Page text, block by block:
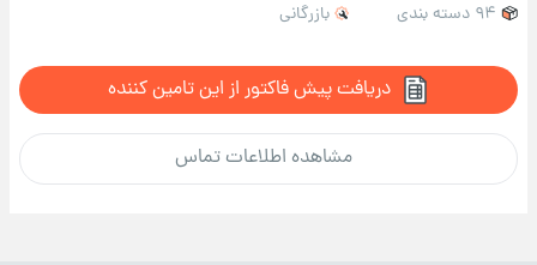
94 دسته بندی بازرگانی
دریافت پیش فاکتور از این تامین کننده
مشاهده اطلاعات تماس